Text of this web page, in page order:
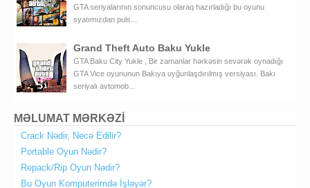
GTA seriyalarının sonuncusu olaraq hazırladığı bu oyunu
syatımızdan puls...
Grand Theft Auto Baku Yukle
GTA Baku City Yukle , Bir zamanlar hərkəsin sevərək oynadığı
GTA Vice oyununun Bakıya uyğunlaşdırılmış versiyası. Bakı
seriyalı avtomob...
MƏLUMAT MƏRKƏZİ
Crack Nədir, Necə Edilir?
Portable Oyun Nədir?
Repack/Rip Oyun Nədir?
Bu Oyun Komputerimdə İşləyər?